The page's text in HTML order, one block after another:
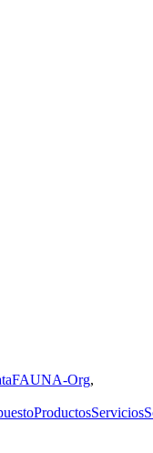
Org,
ProductosServicios